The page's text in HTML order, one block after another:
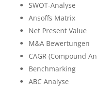
SWOT-Analyse
Ansoffs Matrix
Net Present Value
M&A Bewertungen
CAGR (Compound
Benchmarking
ABC Analyse